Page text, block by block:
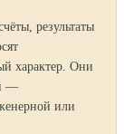
результаты
характер. Они
—
или